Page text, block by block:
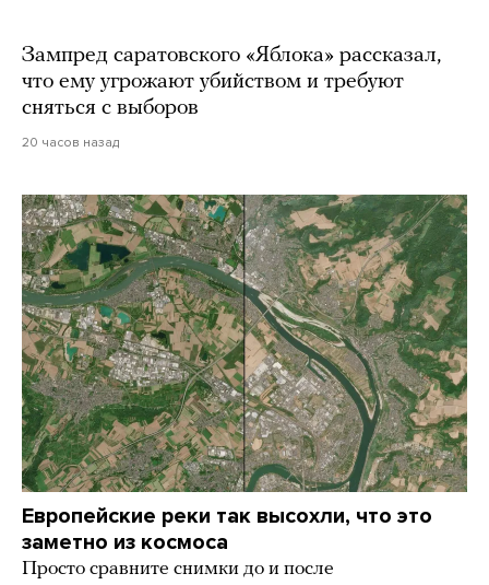
Зампред саратовского «Яблока» рассказал,
что ему угрожают убийством и требуют
сняться с выборов
20 часов назад
Европейские реки так высохли, что это
заметно из космоса
Просто сравните снимки до и после